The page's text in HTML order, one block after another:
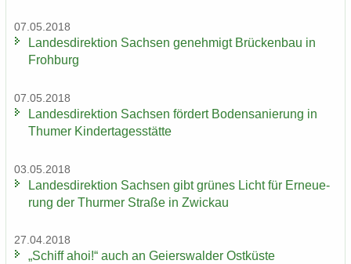
07.05.2018
Lan­des­di­rek­ti­on Sach­sen ge­neh­migt Brü­cken­bau in
Froh­burg
07.05.2018
Lan­des­di­rek­ti­on Sach­sen för­dert Bo­den­sa­nie­rung in
Thu­mer Kin­der­ta­ges­stät­te
03.05.2018
Lan­des­di­rek­ti­on Sach­sen gibt grü­nes Licht für Er­neue­
rung der Thur­mer Stra­ße in Zwi­ckau
27.04.2018
„Schiff ahoi!“ auch an Gei­ers­wal­der Ost­küs­te